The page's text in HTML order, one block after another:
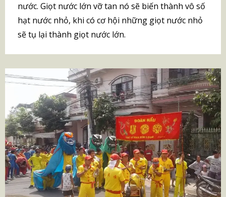
nước. Giọt nước lớn vỡ tan nó sẽ biến thành vô số
hạt nước nhỏ, khi có cơ hội những giọt nước nhỏ
sẽ tụ lại thành giọt nước lớn.